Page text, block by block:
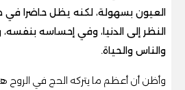
العيون بسهولة، لكنه يظل حاضرا في
النظر إلى الدنيا، وفي إحساسه
والناس والحياة.
وأظن أن أعظم ما يتركه الحج في الروح